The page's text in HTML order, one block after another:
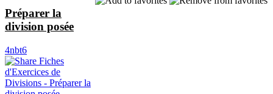
Préparer la
division posée
4nbt6